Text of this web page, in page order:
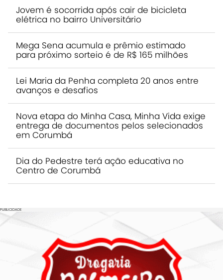
Jovem é socorrida após cair de bicicleta
elétrica no bairro Universitário
Mega Sena acumula e prêmio estimado
para próximo sorteio é de R$ 165 milhões
Lei Maria da Penha completa 20 anos entre
avanços e desafios
Nova etapa do Minha Casa, Minha Vida exige
entrega de documentos pelos selecionados
em Corumbá
Dia do Pedestre terá ação educativa no
Centro de Corumbá
PUBLICIDADE